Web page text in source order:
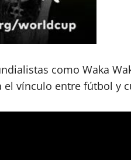
como Waka
el vínculo entre fútbol y